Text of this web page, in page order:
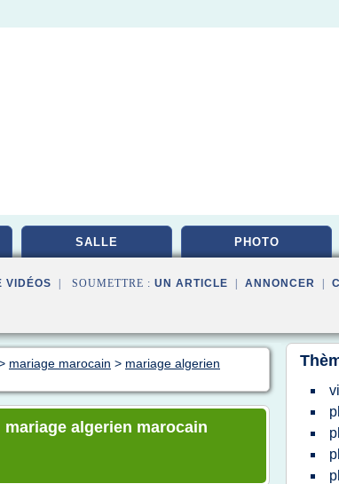
SALLE PHOTO
VIDÉOS | SOUMETTRE : UN ARTICLE ANNONCER
mariage marocain > mariage algerien
algerien marocain